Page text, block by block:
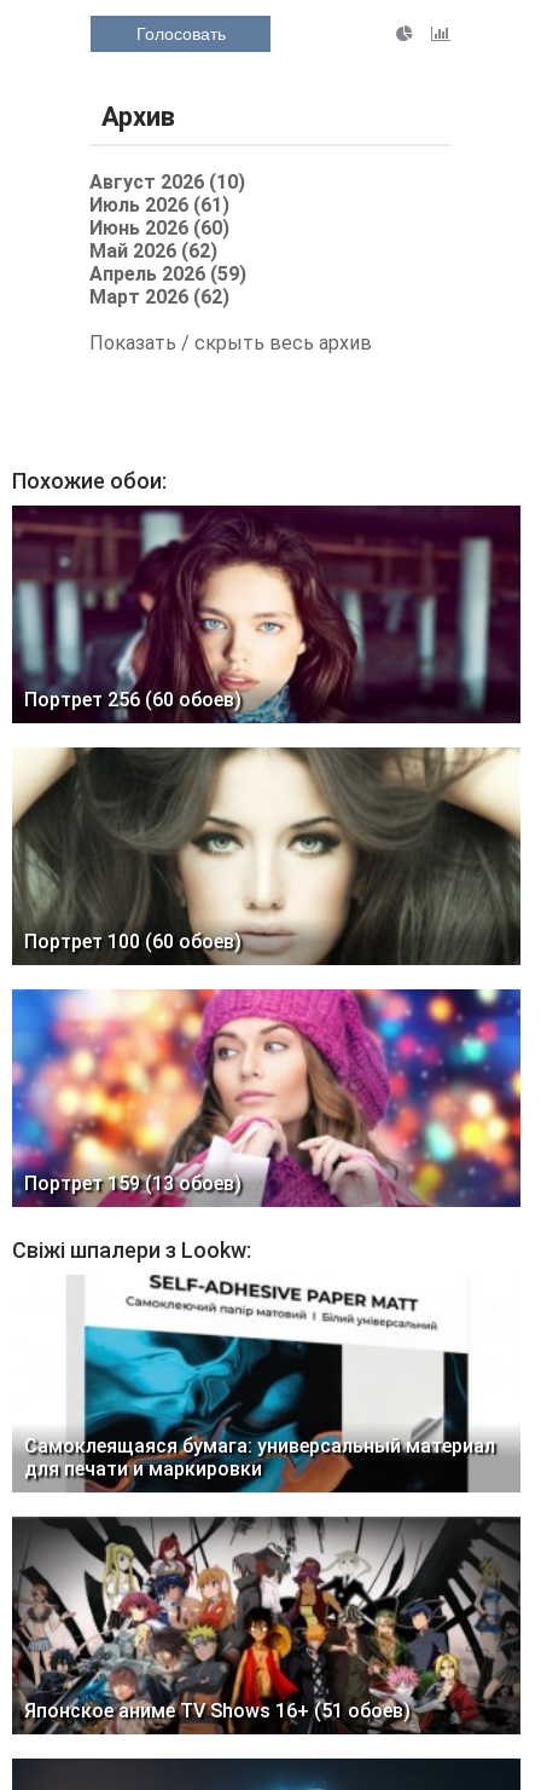
Голосовать
Архив
Август 2026 (10)
Июль 2026 (61)
Июнь 2026 (60)
Май 2026 (62)
Апрель 2026 (59)
Март 2026 (62)
Показать / скрыть весь архив
Похожие обои:
Портрет 256 (60 обоев)
Портрет 100 (60 обоев)
Портрет 159 (13 обоев)
Свіжі шпалери з Lookw:
Самоклеящаяся бумага: универсальный материал
для печати и маркировки
Японское аниме TV Shows 16+ (51 обоев)